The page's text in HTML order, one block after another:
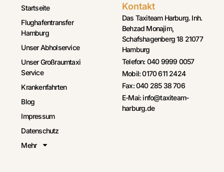
Startseite
Flughafentransfer
Hamburg
Unser Abholservice
Unser Großraumtaxi
Service
Krankenfahrten
Blog
Impressum
Datenschutz
Mehr
Kontakt
Das Taxiteam Harburg. Inh.
Behzad Monajim,
Schafshagenberg 18 21077
Hamburg
Telefon: 040 9999 0057
Mobil: 0170 611 2424
Fax: 040 285 38 706
E-Mai: info@taxiteam-
harburg.de